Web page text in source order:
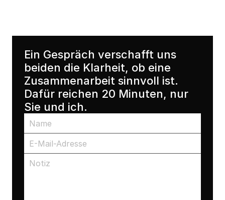
Ein Gespräch verschafft uns
beiden die Klarheit, ob eine
Zusammenarbeit sinnvoll ist.
Dafür reichen 20 Minuten, nur
Sie und ich.